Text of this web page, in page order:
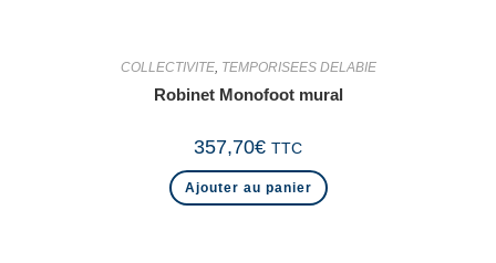
COLLECTIVITE, TEMPORISEES DELABIE
Robinet Monofoot mural
357,70€ TTC
Ajouter au panier